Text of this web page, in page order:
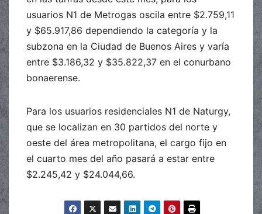
usuarios N1 de Metrogas oscila entre $2.759,11
y $65.917,86 dependiendo la categoría y la
subzona en la Ciudad de Buenos Aires y varía
entre $3.186,32 y $35.822,37 en el conurbano
bonaerense.
Para los usuarios residenciales N1 de Naturgy,
que se localizan en 30 partidos del norte y
oeste del área metropolitana, el cargo fijo en
el cuarto mes del año pasará a estar entre
$2.245,42 y $24.044,66.